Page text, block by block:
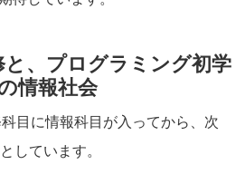
、プログラミング初学
情報社会
目に情報科目が入ってから、次
しています。